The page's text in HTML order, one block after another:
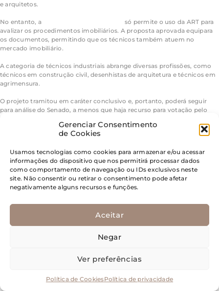
Gerenciar Consentimento
de Cookies
Usamos tecnologias como cookies para armazenar e/ou acessar
informações do dispositivo que nos permitirá processar dados
como comportamento de navegação ou IDs exclusivos neste
site. Não consentir ou retirar o consentimento pode afetar
negativamente alguns recursos e funções.
Aceitar
Negar
Ver preferências
Política de CookiesPolítica de privacidade
e arquitetos.
No entanto, a
só permite o uso da ART para
avalizar os procedimentos imobiliários. A proposta aprovada equipara
os documentos, permitindo que os técnicos também atuem no
mercado imobiliário.
A categoria de técnicos industriais abrange diversas profissões, como
técnicos em construção civil, desenhistas de arquitetura e técnicos em
agrimensura.
O projeto tramitou em caráter conclusivo e, portanto, poderá seguir
para análise do Senado, a menos que haja recurso para votação pelo
Saiba mais sobre a tramitação de projetos de lei
Relator na CCJ, o deputado Éder Mauro (PL-PA) considerou que a
proposta “se mostra em harmonia com os ditames constitucionais, no
que tange a eliminar obstáculos ao exercício profissional dos técnicos
industriais e agrícolas”.
Câmara dos DeputadosTagged
Aragão
Comissão aprova